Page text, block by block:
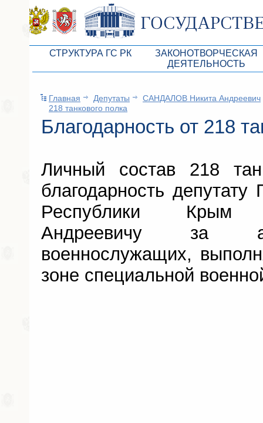
СТРУКТУРА ГС РК
Президиум ГС РК
Депутатский корпус
Депутатские фракции ГС РК
Аппарат ГС РК
Советники Председателя ГС РК
Управление делами ГС РК
ЗАКОНОТВОРЧЕСКАЯ
ДЕЯТЕЛЬНОСТЬ
Бюджет Республики
Законы
Независимая
Схема
Главная Депутаты
САНДАЛОВ Никита Андреевич
218 танкового полка
Благодарность от 218
Личный состав 218
благодарность депутату
Республики Крым
Андреевичу за
военнослужащих,
зоне специальной